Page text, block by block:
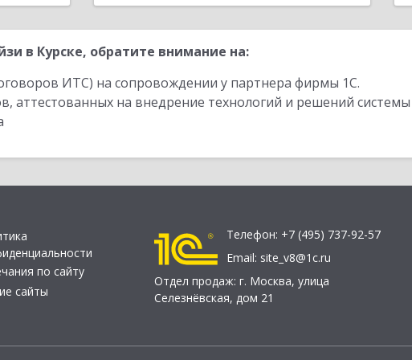
в Курске, обратите внимание на:
ИТС) на сопровождении у партнера фирмы 1С.
аттестованных на внедрение технологий и решений
по сайту
сайты
Телефон: +7 (495) 737-92-57
Email: site_v8@1c.ru
Отдел продаж: г. Москва, улица
Селезнёвская, дом 21